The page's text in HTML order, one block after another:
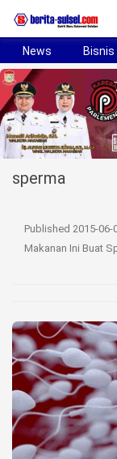
Home
News
Politik
Pendidikan
Bisnis
Sport
Life Style
Profil
Opini
News Bisnis
sperma
Published 2015-06-
Makanan Ini Buat